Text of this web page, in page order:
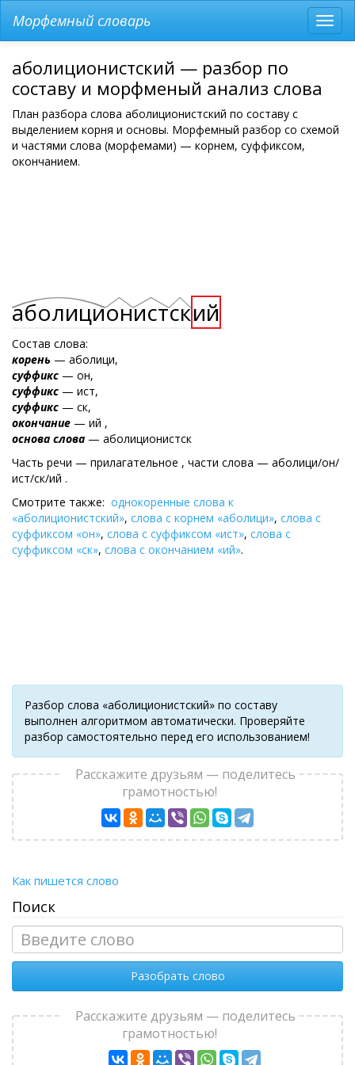
меню
Морфемный словарь
аболиционистский — разбор по
составу и морфменый анализ слова
План разбора слова аболиционистский по составу с
выделением корня и основы. Морфемный разбор со схемой
и частями слова (морфемами) — корнем, суффиксом,
окончанием.
аболиционистский
Состав слова:
корень — аболици,
суффикс — он,
суффикс — ист,
суффикс — ск,
окончание — ий ,
основа слова — аболиционистск
Часть речи — прилагательное , части слова — аболици/он/
ист/ск/ий .
Смотрите также: однокоренные слова к
«аболиционистский», слова с корнем «аболици», слова с
суффиксом «он», слова с суффиксом «ист», слова с
суффиксом «ск», слова с окончанием «ий».
Разбор слова «аболиционистский» по составу
выполнен алгоритмом автоматически. Проверяйте
разбор самостоятельно перед его использованием!
Расскажите друзьям — поделитесь
грамотностью!
Как пишется слово
Поиск
Разобрать слово
Расскажите друзьям — поделитесь
грамотностью!